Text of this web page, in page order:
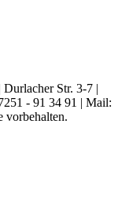
Str. 3-7 |
- 91 34 91 | Mail:
vorbehalten.